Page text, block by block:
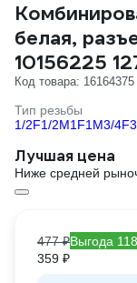
белая,
10156225
Код товара: 16164375
Тип резьбы
1/2F1/2M1F1M3/4F
Лучшая цена
Ниже средней
477 ₽Выгода
359 ₽